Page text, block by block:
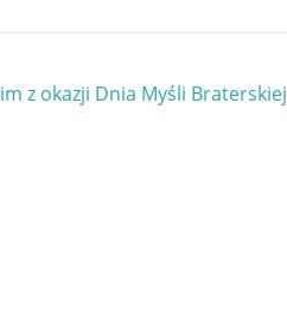
z okazji Dnia Myśli Braterskiej